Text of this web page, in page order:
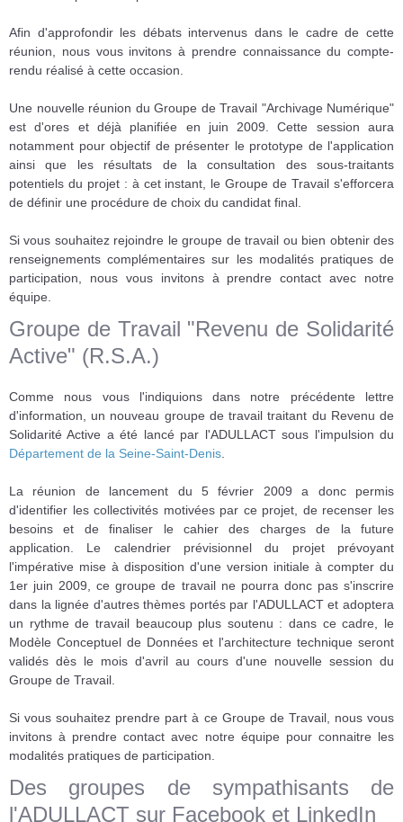
Afin d'approfondir les débats intervenus dans le cadre de cette
réunion, nous vous invitons à prendre connaissance du compte-
rendu réalisé à cette occasion.
Une nouvelle réunion du Groupe de Travail "Archivage Numérique"
est d'ores et déjà planifiée en juin 2009. Cette session aura
notamment pour objectif de présenter le prototype de l'application
ainsi que les résultats de la consultation des sous-traitants
potentiels du projet : à cet instant, le Groupe de Travail s'efforcera
de définir une procédure de choix du candidat final.
Si vous souhaitez rejoindre le groupe de travail ou bien obtenir des
renseignements complémentaires sur les modalités pratiques de
participation, nous vous invitons à prendre contact avec notre
équipe.
Groupe de Travail "Revenu de Solidarité
Active" (R.S.A.)
Comme nous vous l'indiquions dans notre précédente lettre
d'information, un nouveau groupe de travail traitant du Revenu de
Solidarité Active a été lancé par l'ADULLACT sous l'impulsion du
Département de la Seine-Saint-Denis.
La réunion de lancement du 5 février 2009 a donc permis
d'identifier les collectivités motivées par ce projet, de recenser les
besoins et de finaliser le cahier des charges de la future
application. Le calendrier prévisionnel du projet prévoyant
l'impérative mise à disposition d'une version initiale à compter du
1er juin 2009, ce groupe de travail ne pourra donc pas s'inscrire
dans la lignée d'autres thèmes portés par l'ADULLACT et adoptera
un rythme de travail beaucoup plus soutenu : dans ce cadre, le
Modèle Conceptuel de Données et l'architecture technique seront
validés dès le mois d'avril au cours d'une nouvelle session du
Groupe de Travail.
Si vous souhaitez prendre part à ce Groupe de Travail, nous vous
invitons à prendre contact avec notre équipe pour connaitre les
modalités pratiques de participation.
Des groupes de sympathisants de
l'ADULLACT sur Facebook et LinkedIn